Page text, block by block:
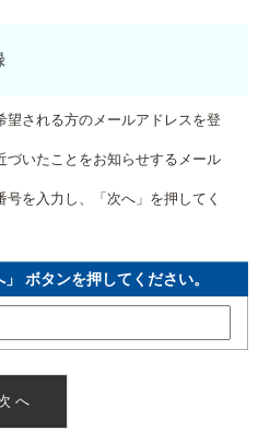
望される方のメールアドレスを登
づいたことをお知らせするメール
を入力し、「次へ」を押してく
ボタンを押してください。